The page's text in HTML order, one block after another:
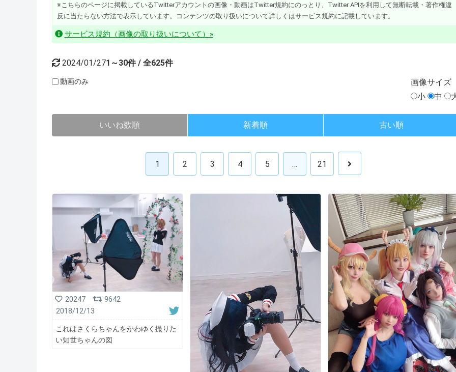
※こちらのページに掲載しているTwitterアカウントの画像・動画はTwitter規約にのっとり、Twitter APIを利用して無断転載・著作権違
反に当たらない方法で表示しています。コンテンツの取り扱いについて詳しくはサービス規約に記載しています。
サービス規約（画像の取り扱いについて）»
2024/01/271～30件 / 全625件
動画のみ 画像サイズ
小
中
いいね数順 新着順 古い順
1 2 3 4 5 … 21
20247
9642
2018/12/13
これはさくらちゃんをかわゆく撮りた
い知世ちゃんの図